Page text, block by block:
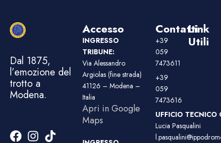
Dal 1875,
l’emozione del
trotto a
Modena.
Accesso
INGRESSO
TRIBUNE:
Via Alessandro
Argiolas (fine strada)
41126 – Modena –
Italia
Apri in Google
Maps
Contatti
+39
059
7473611
+39
059
7473616
UFFICIO TECNICO
Lucia Pasqualini
Link
Utili